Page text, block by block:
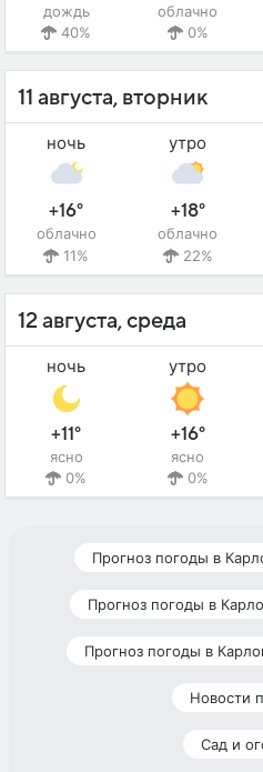
дождь
40%
облачно
0%
11 августа, вторник
ночь
+16°
облачно
11%
утро
+18°
облачно
22%
12 августа, среда
ночь
+11°
ясно
0%
утро
+16°
ясно
0%
Прогноз погоды в
Прогноз погоды в
Прогноз погоды в
Новости
Сад и